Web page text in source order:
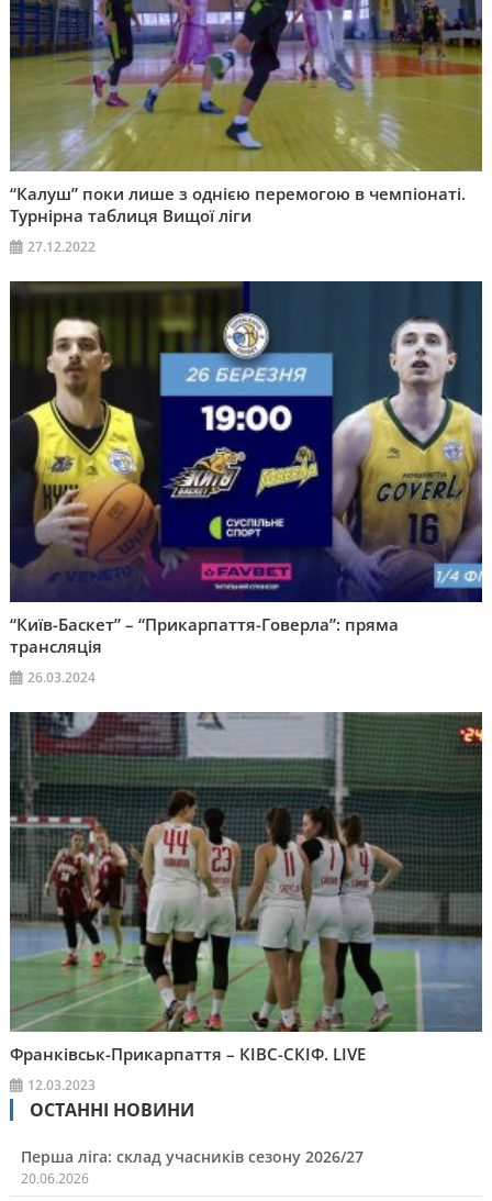
“Калуш” поки лише з однією перемогою в чемпіонаті.
Турнірна таблиця Вищої ліги
27.12.2022
“Київ-Баскет” – “Прикарпаття-Говерла”: пряма
трансляція
26.03.2024
Франківськ-Прикарпаття – КІВС-СКІФ. LIVE
12.03.2023
ОСТАННІ НОВИНИ
Перша ліга: склад учасників сезону 2026/27
20.06.2026